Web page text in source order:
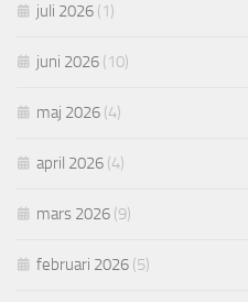
juli 2026 (1)
juni 2026 (10)
maj 2026 (4)
april 2026 (4)
mars 2026 (9)
februari 2026 (5)